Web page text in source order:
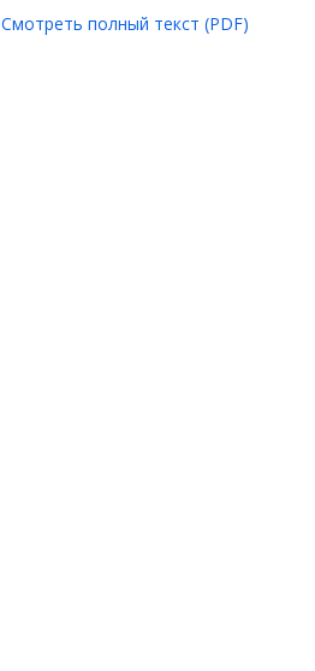
Смотреть полный текст (PDF)